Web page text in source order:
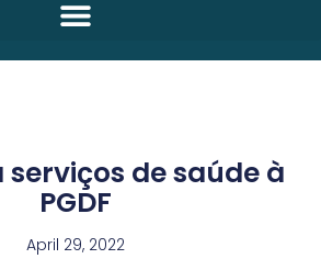
serviços de saúde à
PGDF
April 29, 2022